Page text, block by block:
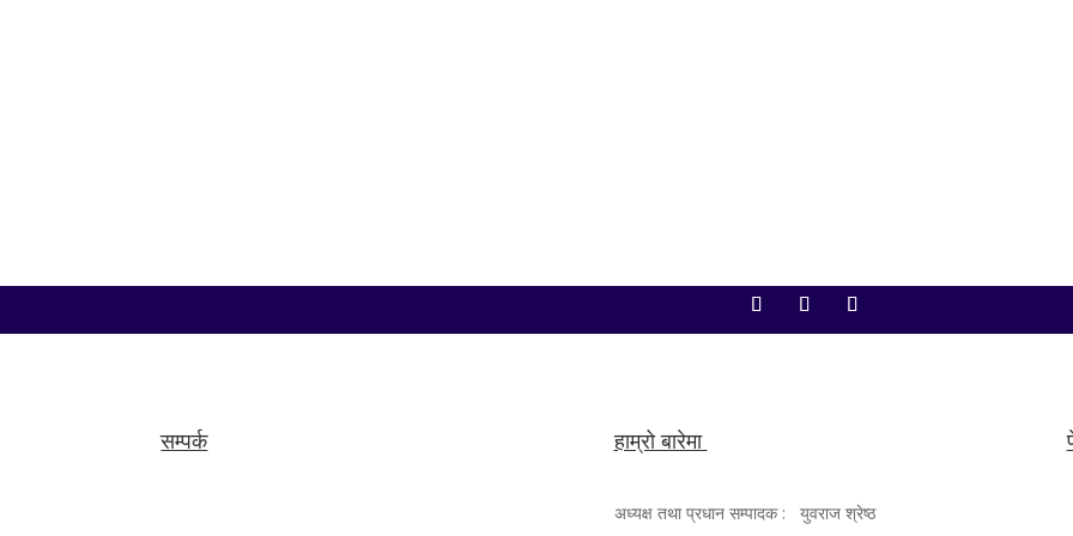
सम्पर्क हाम्रो बारेमा
अध्यक्ष तथा प्रधान सम्पादक : युवराज श्रेष्ठ